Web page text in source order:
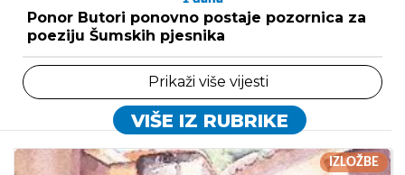
Ponor Butori ponovno postaje pozornica za
poeziju Šumskih pjesnika
Prikaži više vijesti
VIŠE IZ RUBRIKE
IZLOŽBE